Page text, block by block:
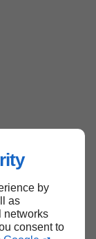
by
as
networks
consent to